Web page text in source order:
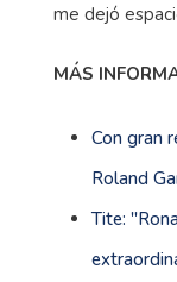
me dejó
MÁS
Con gran
Roland
Tite: